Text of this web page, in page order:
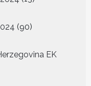
9090
EK